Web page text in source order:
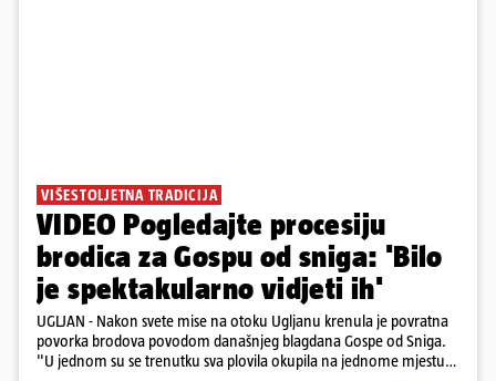
VIŠESTOLJETNA TRADICIJA
VIDEO Pogledajte procesiju
brodica za Gospu od sniga: 'Bilo
je spektakularno vidjeti ih'
UGLJAN - Nakon svete mise na otoku Ugljanu krenula je povratna
povorka brodova povodom današnjeg blagdana Gospe od Sniga.
"U jednom su se trenutku sva plovila okupila na jednome mjestu